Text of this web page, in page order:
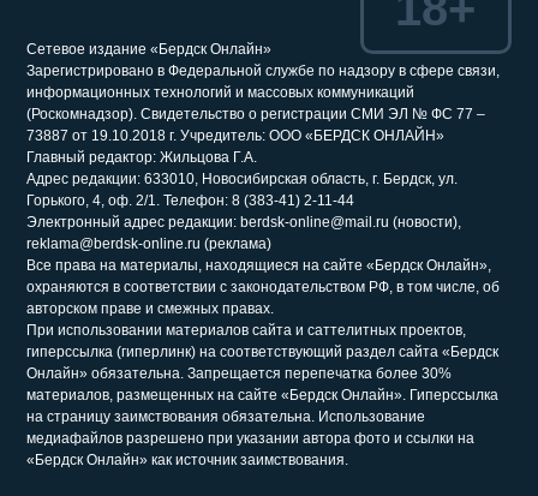
Сетевое издание «Бердск Онлайн»
Зарегистрировано в Федеральной службе по надзору в сфере связи,
информационных технологий и массовых коммуникаций
(Роскомнадзор). Свидетельство о регистрации СМИ ЭЛ № ФС 77 –
73887 от 19.10.2018 г. Учредитель: ООО «БЕРДСК ОНЛАЙН»
Главный редактор: Жильцова Г.А.
Адрес редакции: 633010, Новосибирская область, г. Бердск, ул.
Горького, 4, оф. 2/1. Телефон: 8 (383-41) 2-11-44
Электронный адрес редакции: berdsk-online@mail.ru (новости),
reklama@berdsk-online.ru (реклама)
Все права на материалы, находящиеся на сайте «Бердск Онлайн»,
охраняются в соответствии с законодательством РФ, в том числе, об
авторском праве и смежных правах.
При использовании материалов сайта и саттелитных проектов,
гиперссылка (гиперлинк) на соответствующий раздел сайта «Бердск
Онлайн» обязательна. Запрещается перепечатка более 30%
материалов, размещенных на сайте «Бердск Онлайн». Гиперссылка
на страницу заимствования обязательна. Использование
медиафайлов разрешено при указании автора фото и ссылки на
«Бердск Онлайн» как источник заимствования.